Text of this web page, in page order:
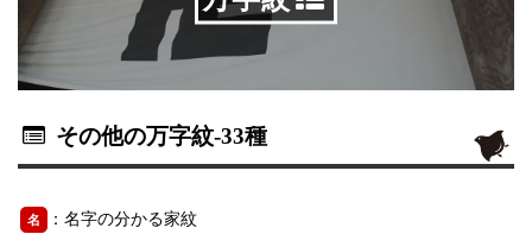
その他の万字紋-33種
名 ：名字の分かる家紋